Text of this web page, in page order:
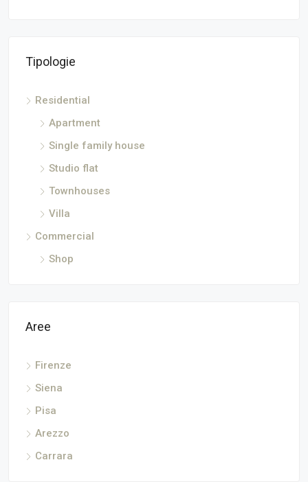
Tipologie
Residential
Apartment
Single family house
Studio flat
Townhouses
Villa
Commercial
Shop
Aree
Firenze
Siena
Pisa
Arezzo
Carrara